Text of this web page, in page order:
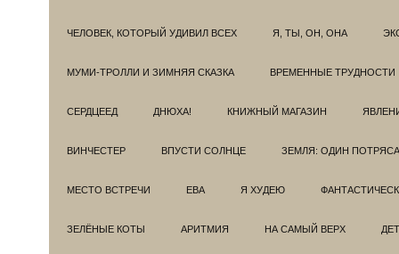
ЧЕЛОВЕК, КОТОРЫЙ УДИВИЛ ВСЕХ Я, ТЫ, ОН, ОНА
МУМИ-ТРОЛЛИ И ЗИМНЯЯ СКАЗКА ВРЕМЕННЫЕ ТРУДНОСТИ
СЕРДЦЕЕД ДНЮХА! КНИЖНЫЙ МАГАЗИН
ВИНЧЕСТЕР ВПУСТИ СОЛНЦЕ ЗЕМЛЯ: ОДИН
МЕСТО ВСТРЕЧИ ЕВА Я ХУДЕЮ
ЗЕЛЁНЫЕ КОТЫ АРИТМИЯ НА САМЫЙ ВЕРХ